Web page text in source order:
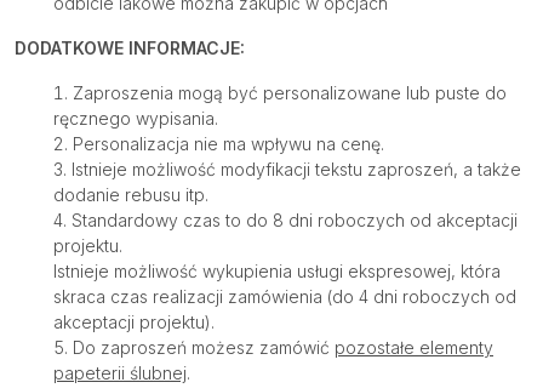
DODATKOWE INFORMACJE:
Zaproszenia mogą być personalizowane lub puste do
ręcznego wypisania.
Personalizacja nie ma wpływu na cenę.
Istnieje możliwość modyfikacji tekstu zaproszeń, a także
dodanie rebusu itp.
Standardowy czas to do 8 dni roboczych od akceptacji
projektu.
Istnieje możliwość wykupienia usługi ekspresowej, która
skraca czas realizacji zamówienia (do 4 dni roboczych od
akceptacji projektu).
Do zaproszeń możesz zamówić pozostałe elementy
papeterii ślubnej.